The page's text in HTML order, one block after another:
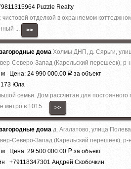
Puzzle Realty
отделкой в охраняемом
...
>>
дома Холмы ДНП, д. Сярьги,
Северо-Запад (Карельский перешеек), р-
м Цена: 24 990 000.00 Р за объект
Юла
семьи. Дом рассчитан для
метро в 1015 ...
>>
дома д. Агалатово, улица
Северо-Запад (Карельский перешеек), р-
м Цена: 29 500 000.00 Р за объект
+79118347301 Андрей Скобочкин